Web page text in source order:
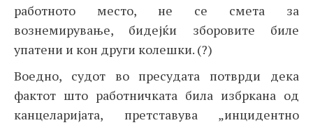
работното место, не се смета за
вознемирување, бидејќи зборовите биле
упатени и кон други колешки. (?)
Воедно, судот во пресудата потврди дека
фактот што работничката била избркана од
канцеларијата, претставува „инцидентно